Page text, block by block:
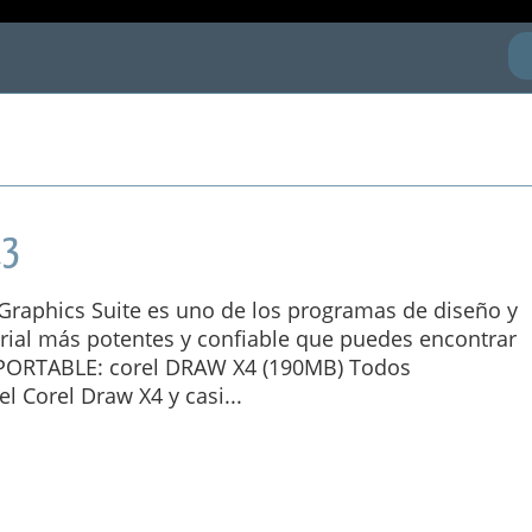
Suite es uno de los programas de diseño y
más potentes y confiable que puedes encontrar
corel DRAW X4 (190MB) Todos
Corel Draw X4 y casi...